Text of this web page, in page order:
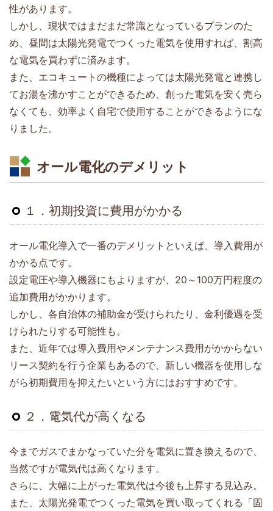
性があります。
しかし、現状ではまだまだ常識となっているプランのた
め、昼間は太陽光発電でつくった電気を使用すれば、割高
な電気を買わずに済みます。
また、エコキュートの機種によっては太陽光発電と連携し
てお湯を沸かすことができるため、創った電気を安く売ら
なくても、効率よく自宅で使用することができるようにな
りました。
オール電化のデメリット
１．初期投資に費用がかかる
オール電化導入で一番のデメリットといえば、導入費用が
かかる点です。
設定電圧や導入機器にもよりますが、20～100万円程度の
追加費用がかかります。
しかし、各自治体の補助金が受けられたり、金利優遇を受
けられたりする可能性も。
また、近年では導入費用やメンテナンス費用がかからない
リース契約を行う企業もあるので、新しい機器を使用しな
がら初期費用を抑えたいという方にはおすすめです。
２．電気代が高くなる
今までガスでまかなっていた分を電気に置き換えるので、
当然ですが電気代は高くなります。
さらに、大幅に上がった電気代は今後も上昇する見込み。
また、太陽光発電でつくった電気を買い取ってくれる「固